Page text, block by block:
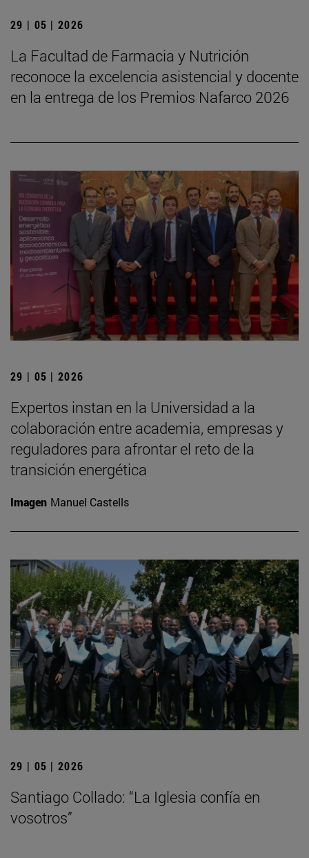
29 | 05 | 2026
La Facultad de Farmacia y Nutrición
reconoce la excelencia asistencial y docente
en la entrega de los Premios Nafarco 2026
29 | 05 | 2026
Expertos instan en la Universidad a la
colaboración entre academia, empresas y
reguladores para afrontar el reto de la
transición energética
Imagen Manuel Castells
29 | 05 | 2026
Santiago Collado: “La Iglesia confía en
vosotros”